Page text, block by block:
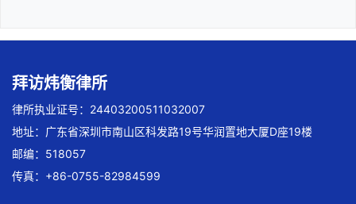
拜访炜衡律所
律所执业证号：24403200511032007
地址：广东省深圳市南山区科发路19号华润置地大厦D座19楼
邮编：518057
传真：+86-0755-82984599